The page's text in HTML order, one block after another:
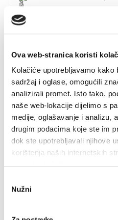
Ova web-stranica koristi
Kolačiće upotrebljavamo kako
sadržaj i oglase, omogućili
analizirali promet. Isto tako,
naše web-lokacije dijelimo s
medije, oglašavanje i analizu,
drugim podacima koje ste im
dok ste upotrebljavali njihove
korištenja naših internetskih
pristanka
Nužni
+385 (0) 91 250 0789
Vina Bedalov -
Bedalov
vinabedalov.com/